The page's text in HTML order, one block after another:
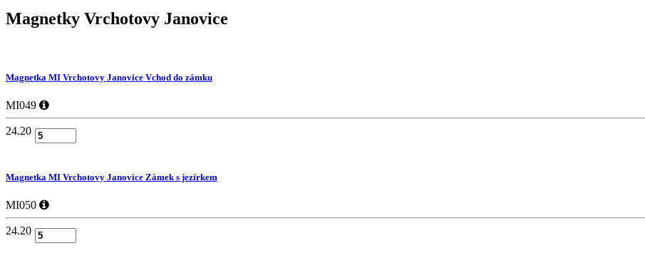
Magnetky Vrchotovy Janovice
Magnetka MI Vrchotovy Janovice Vchod do zámku
MI049
24.20
Magnetka MI Vrchotovy Janovice Zámek s jezírkem
MI050
24.20